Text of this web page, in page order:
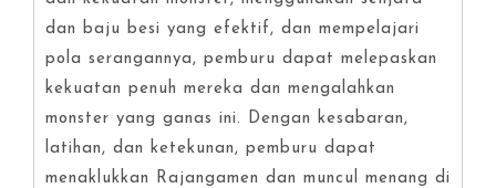
dan baju besi yang efektif, dan mempelajari
pola serangannya, pemburu dapat melepaskan
kekuatan penuh mereka dan mengalahkan
monster yang ganas ini. Dengan kesabaran,
latihan, dan ketekunan, pemburu dapat
menaklukkan Rajangamen dan muncul menang di